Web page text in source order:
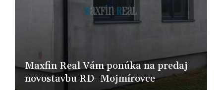
Maxfin Real Vám ponúka na predaj
novostavbu RD- Mojmírovce